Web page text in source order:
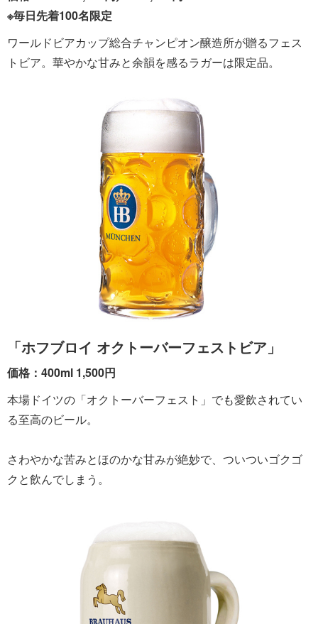
※毎日先着100名限定
ワールドビアカップ総合チャンピオン醸造所が贈るフェス
トビア。華やかな甘みと余韻を感るラガーは限定品。
「ホフブロイ オクトーバーフェストビア」
価格：400ml 1,500円
本場ドイツの「オクトーバーフェスト」でも愛飲されてい
る至高のビール。
さわやかな苦みとほのかな甘みが絶妙で、ついついゴクゴ
クと飲んでしまう。